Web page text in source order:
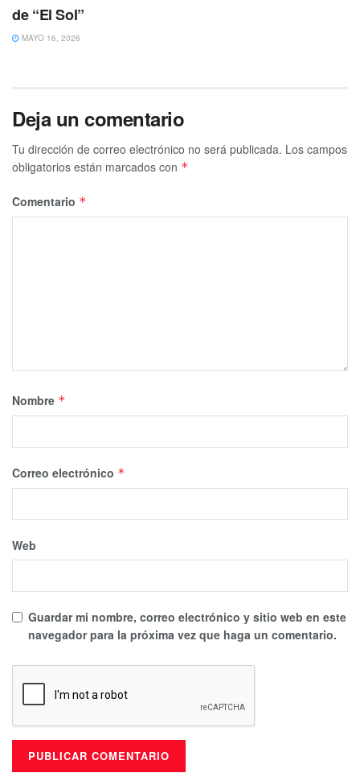
de “El Sol”
MAYO 16, 2026
Deja un comentario
Tu dirección de correo electrónico no será publicada. Los campos
obligatorios están marcados con *
Comentario *
Nombre *
Correo electrónico *
Web
Guardar mi nombre, correo electrónico y sitio web en este
navegador para la próxima vez que haga un comentario.